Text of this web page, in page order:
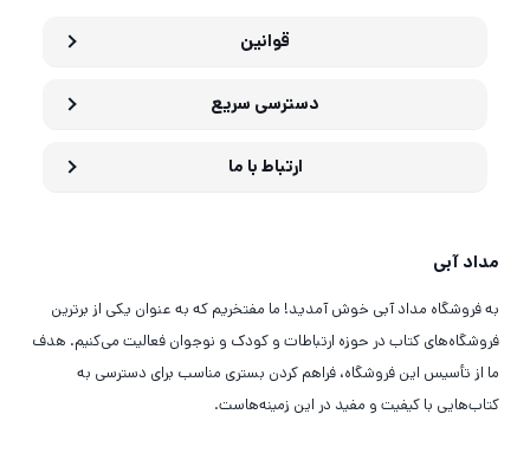
قوانین
دسترسی سریع
ارتباط با ما
مداد آبی
به فروشگاه مداد آبی خوش آمدید! ما مفتخریم که به عنوان یکی از برترین
فروشگاه‌های کتاب در حوزه ارتباطات و کودک و نوجوان فعالیت می‌کنیم. هدف
ما از تأسیس این فروشگاه، فراهم کردن بستری مناسب برای دسترسی به
کتاب‌هایی با کیفیت و مفید در این زمینه‌هاست.